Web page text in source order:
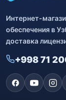
Интернет-
обеспечения в
доставка
+998 71